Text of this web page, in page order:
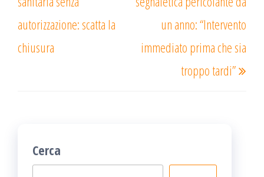
autorizzazione: scatta la
chiusura
un anno: “Intervento
immediato prima che sia
troppo tardi”
Cerca